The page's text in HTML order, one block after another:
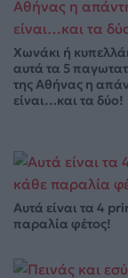
Χωνάκι ή
αυτά τα 5
της Αθήνας η
είναι…και τα δύο!
Αυτά είναι τα 4
παραλία φέτος!